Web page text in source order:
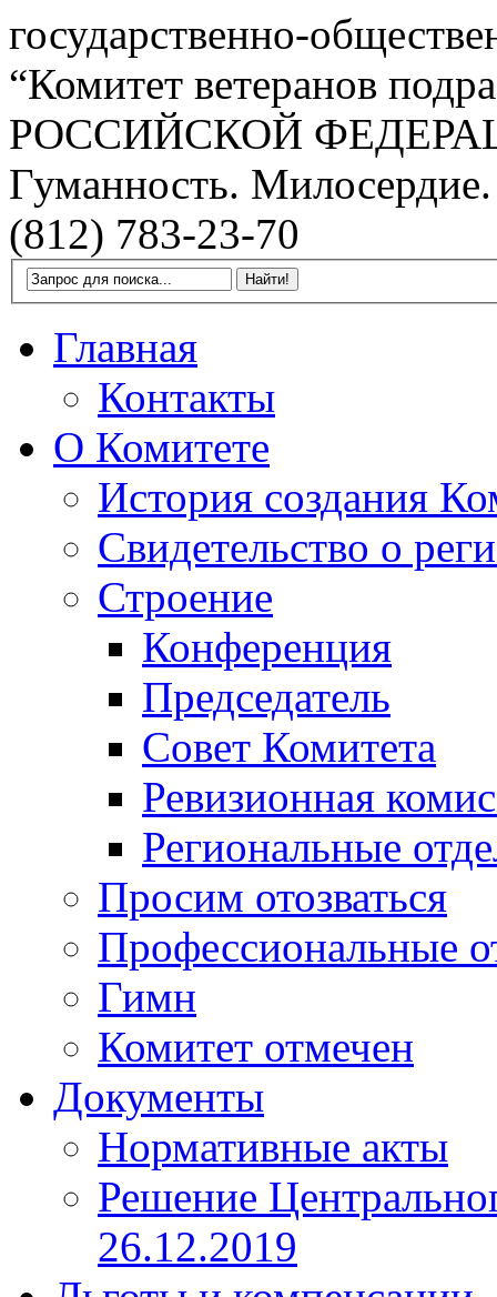
государственно-
“Комитет ветеранов
РОССИЙСКОЙ
Гуманность.
(812) 783-23-70
Главная
Контакты
О Комитете
История создания
Свидетельство о
Строение
Конференция
Председатель
Совет Комитета
Ревизионная
Региональные
Просим отозваться
Профессиональные
Гимн
Комитет отмечен
Документы
Нормативные акты
Решение
26.12.2019